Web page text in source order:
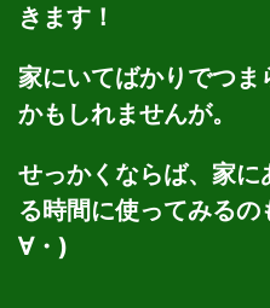
きます！
家にいてばかりでつ
かもしれませんが。
せっかくならば、家
る時間に使ってみるの
∀・)